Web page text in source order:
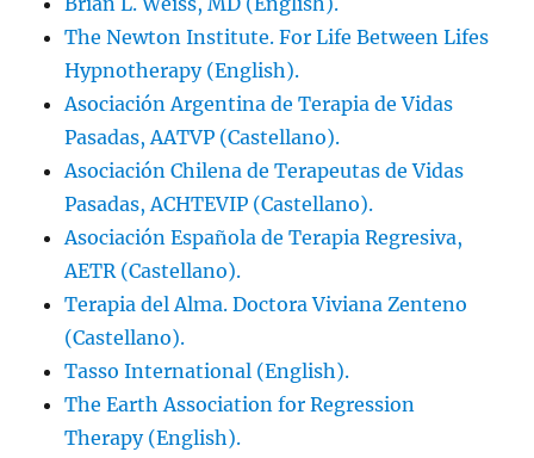
The Newton Institute. For Life Between Lifes
Hypnotherapy (English).
Asociación Argentina de Terapia de Vidas
Pasadas, AATVP (Castellano).
Asociación Chilena de Terapeutas de Vidas
Pasadas, ACHTEVIP (Castellano).
Asociación Española de Terapia Regresiva,
AETR (Castellano).
Terapia del Alma. Doctora Viviana Zenteno
(Castellano).
Tasso International (English).
The Earth Association for Regression
Therapy (English).